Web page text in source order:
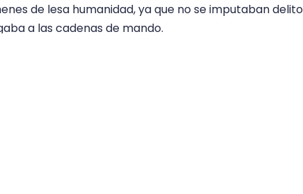
de lesa humanidad, ya que no se imputaban
a las cadenas de mando.